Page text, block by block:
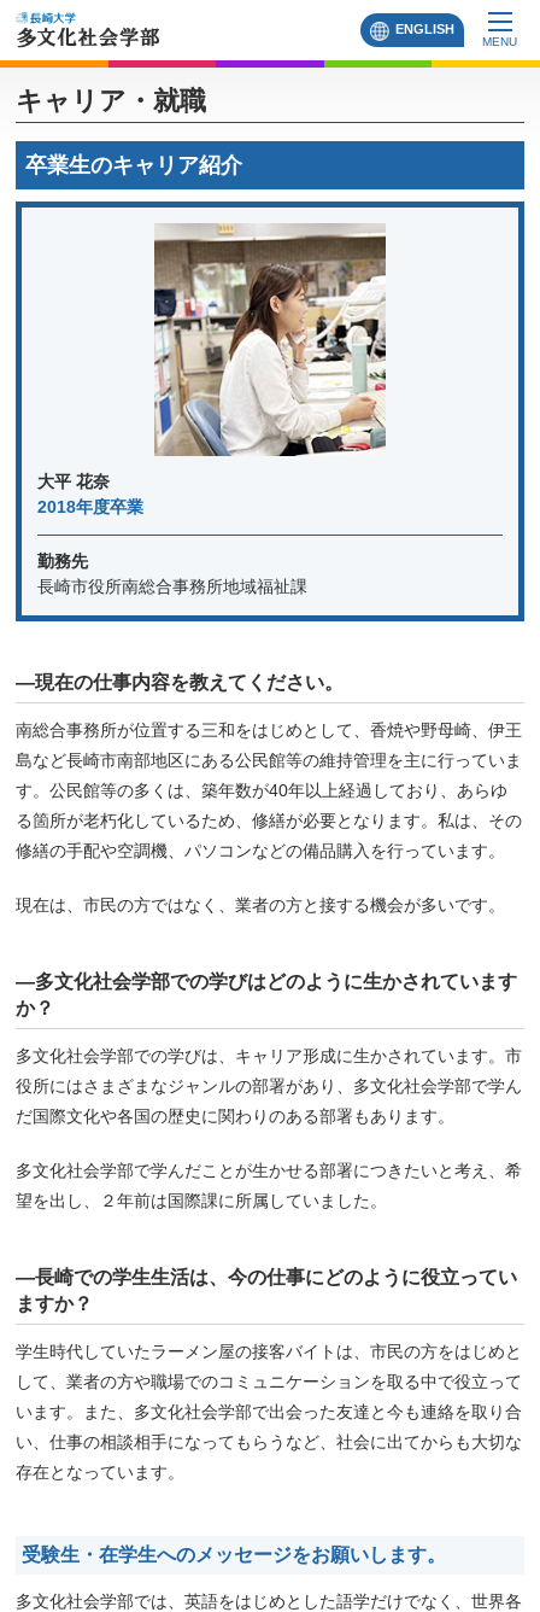
ENGLISH
MENU
キャリア・就職
卒業生のキャリア紹介
大平 花奈
2018年度卒業
勤務先
長崎市役所南総合事務所地域福祉課
―現在の仕事内容を教えてください。
南総合事務所が位置する三和をはじめとして、香焼や野母崎、伊王
島など長崎市南部地区にある公民館等の維持管理を主に行っていま
す。公民館等の多くは、築年数が40年以上経過しており、あらゆ
る箇所が老朽化しているため、修繕が必要となります。私は、その
修繕の手配や空調機、パソコンなどの備品購入を行っています。
現在は、市民の方ではなく、業者の方と接する機会が多いです。
―多文化社会学部での学びはどのように生かされています
か？
多文化社会学部での学びは、キャリア形成に生かされています。市
役所にはさまざまなジャンルの部署があり、多文化社会学部で学ん
だ国際文化や各国の歴史に関わりのある部署もあります。
多文化社会学部で学んだことが生かせる部署につきたいと考え、希
望を出し、２年前は国際課に所属していました。
―長崎での学生生活は、今の仕事にどのように役立ってい
ますか？
学生時代していたラーメン屋の接客バイトは、市民の方をはじめと
して、業者の方や職場でのコミュニケーションを取る中で役立って
います。また、多文化社会学部で出会った友達と今も連絡を取り合
い、仕事の相談相手になってもらうなど、社会に出てからも大切な
存在となっています。
受験生・在学生へのメッセージをお願いします。
多文化社会学部では、英語をはじめとした語学だけでなく、世界各